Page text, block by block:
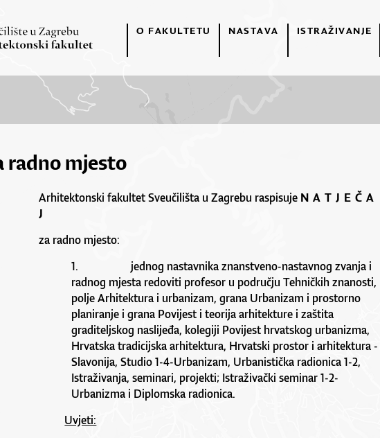
O FAKULTETU NASTAVA ISTRAŽIVANJE
radno mjesto
Arhitektonski fakultet Sveučilišta u Zagrebu raspisuje N A T J E Č A
J
za radno mjesto:
1. jednog nastavnika znanstveno-nastavnog zvanja i
radnog mjesta redoviti profesor u području Tehničkih znanosti,
polje Arhitektura i urbanizam, grana Urbanizam i prostorno
planiranje i grana Povijest i teorija arhitekture i zaštita
graditeljskog naslijeđa, kolegiji Povijest hrvatskog urbanizma,
Hrvatska tradicijska arhitektura, Hrvatski prostor i arhitektura -
Slavonija, Studio 1-4-Urbanizam, Urbanistička radionica 1-2,
Istraživanja, seminari, projekti; Istraživački seminar 1-2-
Urbanizma i Diplomska radionica.
Uvjeti: